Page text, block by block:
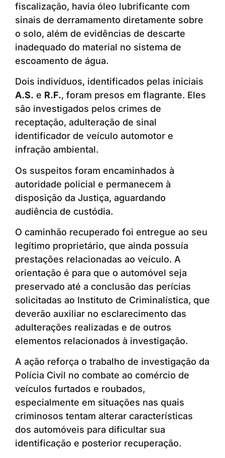
fiscalização, havia óleo lubrificante com
sinais de derramamento diretamente sobre
o solo, além de evidências de descarte
inadequado do material no sistema de
escoamento de água.
Dois indivíduos, identificados pelas iniciais
A.S. e R.F., foram presos em flagrante. Eles
são investigados pelos crimes de
receptação, adulteração de sinal
identificador de veículo automotor e
infração ambiental.
Os suspeitos foram encaminhados à
autoridade policial e permanecem à
disposição da Justiça, aguardando
audiência de custódia.
O caminhão recuperado foi entregue ao seu
legítimo proprietário, que ainda possuía
prestações relacionadas ao veículo. A
orientação é para que o automóvel seja
preservado até a conclusão das perícias
solicitadas ao Instituto de Criminalística, que
deverão auxiliar no esclarecimento das
adulterações realizadas e de outros
elementos relacionados à investigação.
A ação reforça o trabalho de investigação da
Polícia Civil no combate ao comércio de
veículos furtados e roubados,
especialmente em situações nas quais
criminosos tentam alterar características
dos automóveis para dificultar sua
identificação e posterior recuperação.